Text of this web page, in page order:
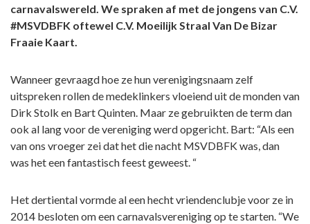
carnavalswereld. We spraken af met de jongens van C.V.
#MSVDBFK oftewel C.V. Moeilijk Straal Van De Bizar
Fraaie Kaart.
Wanneer gevraagd hoe ze hun verenigingsnaam zelf
uitspreken rollen de medeklinkers vloeiend uit de monden van
Dirk Stolk en Bart Quinten. Maar ze gebruikten de term dan
ook al lang voor de vereniging werd opgericht. Bart: “Als een
van ons vroeger zei dat het die nacht MSVDBFK was, dan
was het een fantastisch feest geweest. “
Het dertiental vormde al een hecht vriendenclubje voor ze in
2014 besloten om een carnavalsvereniging op te starten. “We